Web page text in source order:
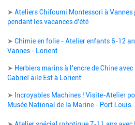
➤ Ateliers Chifoumi Montessori à Vannes
pendant les vacances d'été
➤ Chimie en folie - Atelier enfants 6-12
Vannes - Lorient
➤ Herbiers marins à l’encre de Chine
Gabriel aile Est à Lorient
➤ Incroyables Machines ! Visite-Atelier
Musée National de la Marine - Port Louis